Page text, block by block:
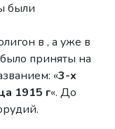
были
в , а уже в
приняты на
«3-х
1915 г«. До